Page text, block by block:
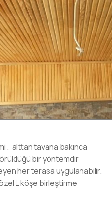
, alttan tavana bakınca
bir yöntemdir
her terasa uygulanabilir.
L köşe birleştirme